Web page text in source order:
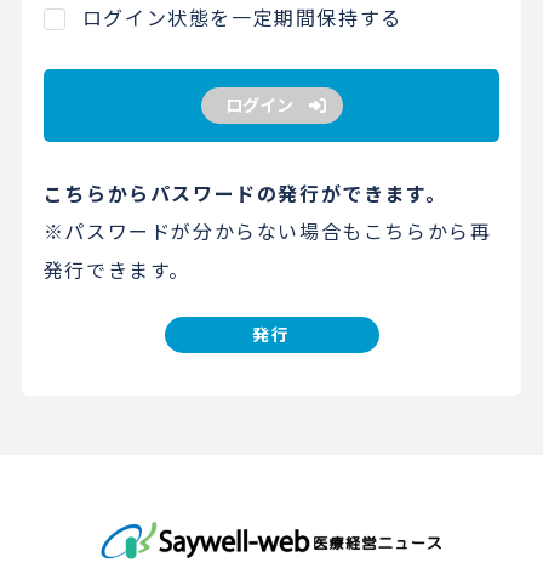
ログイン状態を一定期間保持する
ログイン
こちらからパスワードの発行ができます。
※パスワードが分からない場合もこちらから再
発行できます。
発行